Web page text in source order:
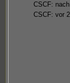
CSCF:
CSCF: vor